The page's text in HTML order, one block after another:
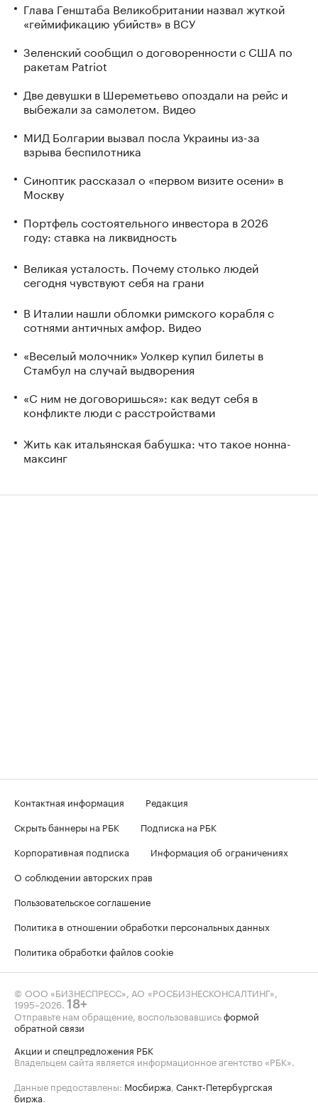
Глава Генштаба Великобритании назвал жуткой
«геймификацию убийств» в ВСУ
Зеленский сообщил о договоренности с США по
ракетам Patriot
Две девушки в Шереметьево опоздали на рейс и
выбежали за самолетом. Видео
МИД Болгарии вызвал посла Украины из-за
взрыва беспилотника
Синоптик рассказал о «первом визите осени» в
Москву
Портфель состоятельного инвестора в 2026
году: ставка на ликвидность
Великая усталость. Почему столько людей
сегодня чувствуют себя на грани
В Италии нашли обломки римского корабля с
сотнями античных амфор. Видео
«Веселый молочник» Уолкер купил билеты в
Стамбул на случай выдворения
«С ним не договоришься»: как ведут себя в
конфликте люди с расстройствами
Жить как итальянская бабушка: что такое нонна-
максинг
Контактная информация
Редакция
Скрыть баннеры на РБК
Подписка на РБК
Корпоративная подписка
Информация об ограничениях
О соблюдении авторских прав
Пользовательское соглашение
Политика в отношении обработки персональных данных
Политика обработки файлов cookie
© ООО «БИЗНЕСПРЕСС», АО «РОСБИЗНЕСКОНСАЛТИНГ»,
1995–2026. 18+
Отправьте нам обращение, воспользовавшисьформой
обратной связи
Акции и спецпредложения РБК
Владельцем сайта является информационное агентство «РБК».
Данные предоставлены: Мосбиржа, Санкт-Петербургская
биржа.